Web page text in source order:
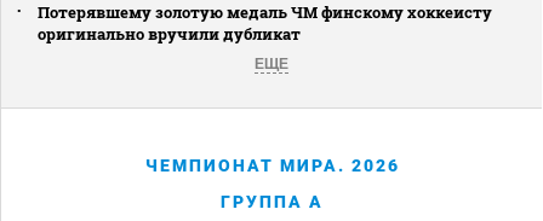
Потерявшему золотую медаль ЧМ финскому хоккеисту
оригинально вручили дубликат
ЕЩЕ
ЧЕМПИОНАТ МИРА. 2026
ГРУППА A